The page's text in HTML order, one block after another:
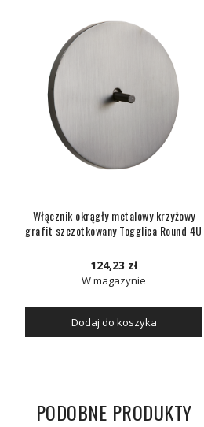
Włącznik okrągły metalowy krzyżowy
grafit szczotkowany Togglica Round 4U
124,23 zł
W magazynie
Dodaj do koszyka
PODOBNE PRODUKTY